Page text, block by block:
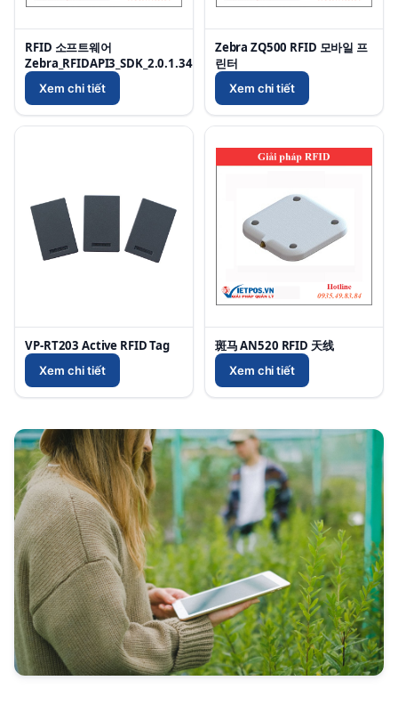
RFID 소프트웨어
Zebra_RFIDAPI3_SDK_2.0.1.34
Xem chi tiết
Zebra ZQ500 RFID 모바일 프
린터
Xem chi tiết
VP-RT203 Active RFID Tag
Xem chi tiết
斑马 AN520 RFID 天线
Xem chi tiết